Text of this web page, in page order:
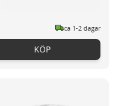
ca 1-2 dagar
KÖP